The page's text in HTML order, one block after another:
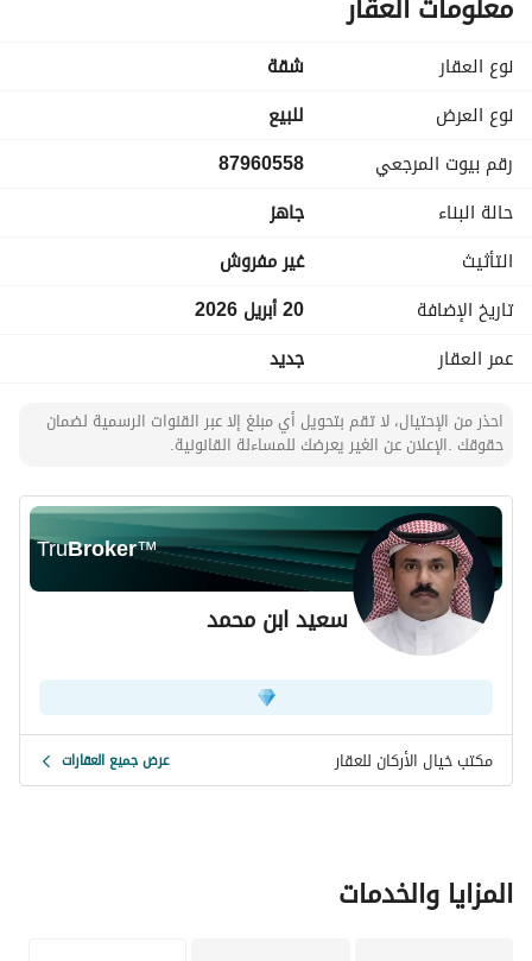
صالة عائلية .
مطبخ + غرفة غسيل.
غرفة نوم ماستر (رئيسية) بحمام خاص.
غرفه نوم اخرى.
دورة مياه. سطح داخلى للشقه
الـضـمـانـات والـجـودة:
هيكل إنشائي بإشراف هندسي.
نوع العقار
شقة
نوع العرض
للبيع
رقم بيوت المرجعي
87960558
حالة البناء
جاهز
التأثيث
غير مفروش
تاريخ الإضافة
20 أبريل 2026
عمر العقار
جديد
احذر من الإحتيال، لا تقم بتحويل أي مبلغ إلا عبر القنوات الرسمية لضمان
حقوقك .الإعلان عن الغير يعرضك للمساءلة القانونية.
TruBroker™
سعيد ابن محمد
مكتب خيال الأركان للعقار عرض جميع العقارات
المزايا والخدمات